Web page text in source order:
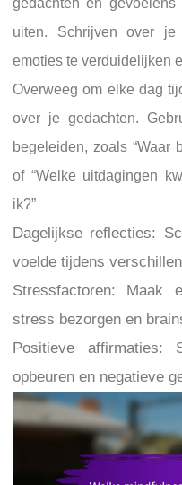
uiten. Schrijven over
emoties te verduidelijken
Overweeg om elke dag
over je gedachten.
begeleiden, zoals “Waar
of “Welke uitdagingen
ik?”
Dagelijkse reflecties:
voelde tijdens
Stressfactoren:
stress bezorgen en
Positieve
opbeuren en negatieve